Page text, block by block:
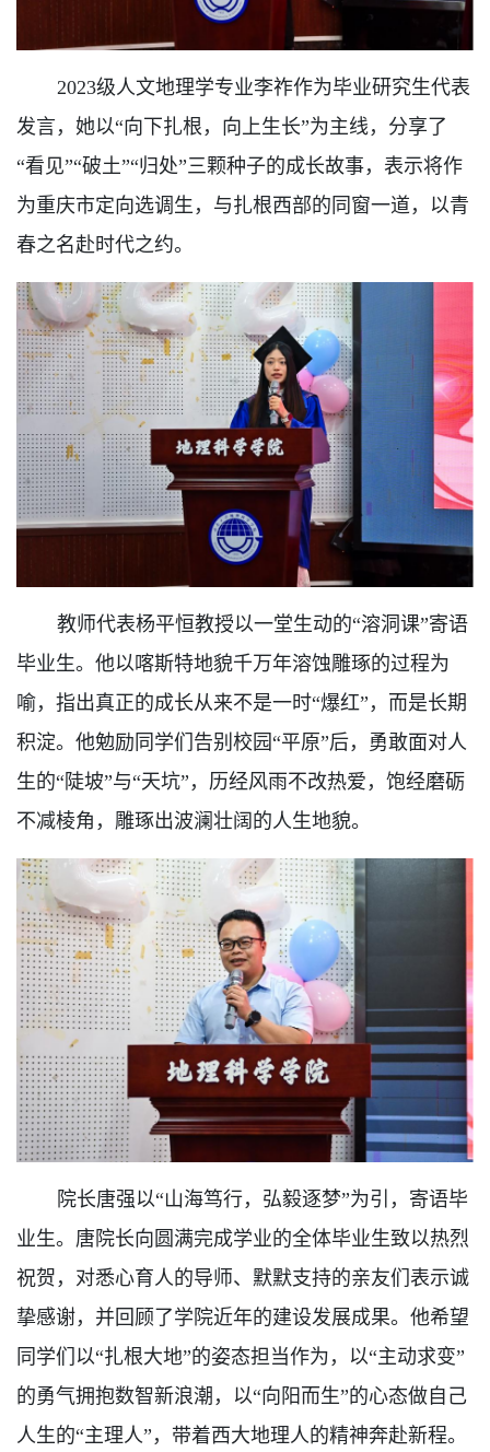
2023级人文地理学专业李祚作为毕业研究生代表
发言，她以“向下扎根，向上生长”为主线，分享了
“看见”“破土”“归处”三颗种子的成长故事，表示将作
为重庆市定向选调生，与扎根西部的同窗一道，以青
春之名赴时代之约。
教师代表杨平恒教授以一堂生动的“溶洞课”寄语
毕业生。他以喀斯特地貌千万年溶蚀雕琢的过程为
喻，指出真正的成长从来不是一时“爆红” ，而是长期
积淀。他勉励同学们告别校园“平原”后，勇敢面对人
生的“陡坡”与“天坑”，历经风雨不改热爱，饱经磨砺
不减棱角，雕琢出波澜壮阔的人生地貌。
院长唐强以“山海笃行，弘毅逐梦”为引，寄语毕
业生。唐院长向圆满完成学业的全体毕业生致以热烈
祝贺，对悉心育人的导师、默默支持的亲友们表示诚
挚感谢，并回顾了学院近年的建设发展成果。他希望
同学们以“扎根大地”的姿态担当作为，以“主动求变”
的勇气拥抱数智新浪潮，以“向阳而生”的心态做自己
人生的“主理人”，带着西大地理人的精神奔赴新程。